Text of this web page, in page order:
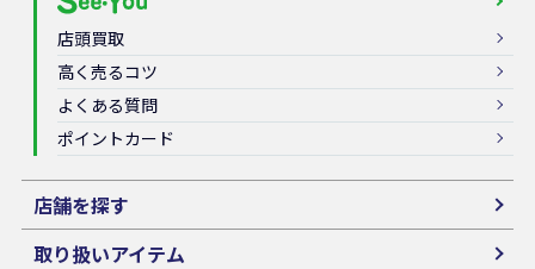
店頭買取
高く売るコツ
よくある質問
ポイントカード
店舗を探す
取り扱いアイテム